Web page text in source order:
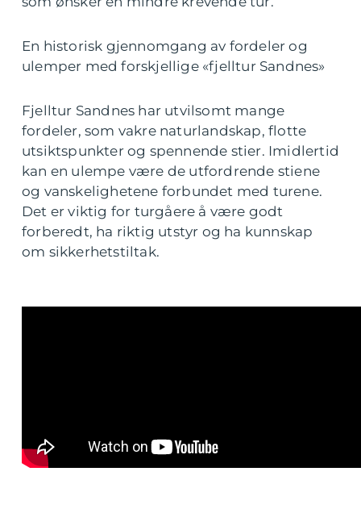
En historisk gjennomgang av fordeler og
ulemper med forskjellige «fjelltur Sandnes»
Fjelltur Sandnes har utvilsomt mange
fordeler, som vakre naturlandskap, flotte
utsiktspunkter og spennende stier. Imidlertid
kan en ulempe være de utfordrende stiene
og vanskelighetene forbundet med turene.
Det er viktig for turgåere å være godt
forberedt, ha riktig utstyr og ha kunnskap
om sikkerhetstiltak.